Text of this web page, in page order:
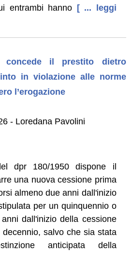
entrambi hanno [ ... leggi
il prestito dietro
in violazione alle norme
l’erogazione
- Loredana Pavolini
dpr 180/1950 dispone il
una nuova cessione prima
almeno due anni dall'inizio
per un quinquennio o
dall'inizio della cessione
salvo che sia stata
anticipata della